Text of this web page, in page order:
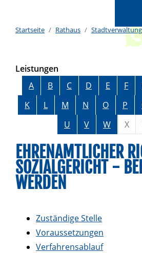
Startseite Rathaus Stadtverwaltung
Leistungen
Alphabetisches Register
A B C D E F
K
L M N O P
U
V W X
EHRENAMTLICHER
SOZIALGERICHT -
WERDEN
Zuständige Stelle
Voraussetzungen
Verfahrensablauf